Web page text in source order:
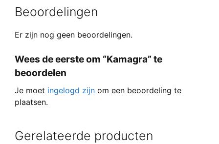
Beoordelingen
Er zijn nog geen beoordelingen.
Wees de eerste om “Kamagra” te
beoordelen
Je moet ingelogd zijn om een beoordeling te
plaatsen.
Gerelateerde producten